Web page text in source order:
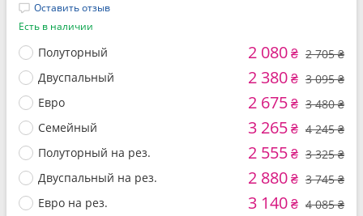
Оставить отзыв
Есть в наличии
Полуторный 2 080₴ 2 705 ₴
Двуспальный
2 380₴ 3 095 ₴
Евро
2 675₴ 3 480 ₴
Семейный
3 265₴ 4 245 ₴
Полуторный на рез.
2 555₴ 3 325 ₴
Двуспальный на рез.
2 880₴ 3 745 ₴
Евро на рез.
3 140₴ 4 085 ₴